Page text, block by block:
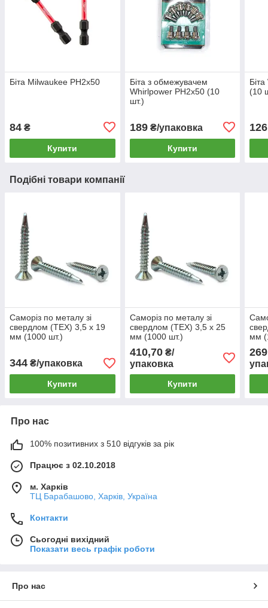
Біта Milwaukee PH2х50
84 ₴
Купити
Біта з обмежувачем
Whirlpower PH2х50 (10
шт.)
189₴/упаковка
Купити
(10
126
Подібні товари компанії
Саморіз по металу зі
свердлом (TEX) 3,5 х 19
мм (1000 шт.)
344 ₴/упаковка
Купити
Саморіз по металу зі
свердлом (TEX) 3,5 х 25
мм (1000 шт.)
410,70₴/
упаковка
Купити
мм
Про нас
100% позитивних з 510 відгуків за рік
Працює з 02.10.2018
м. Харків
ТЦ Барабашово, Харків, Україна
Контакти
Сьогодні вихідний
Показати весь графік роботи
Про нас